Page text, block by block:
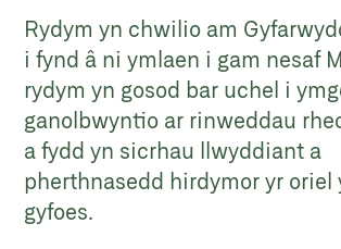
Rydym yn chwilio am
i fynd â ni ymlaen i gam nesaf
rydym yn gosod bar uchel i
ganolbwyntio ar rinweddau
a fydd yn sicrhau llwyddiant a
pherthnasedd hirdymor yr oriel
gyfoes.